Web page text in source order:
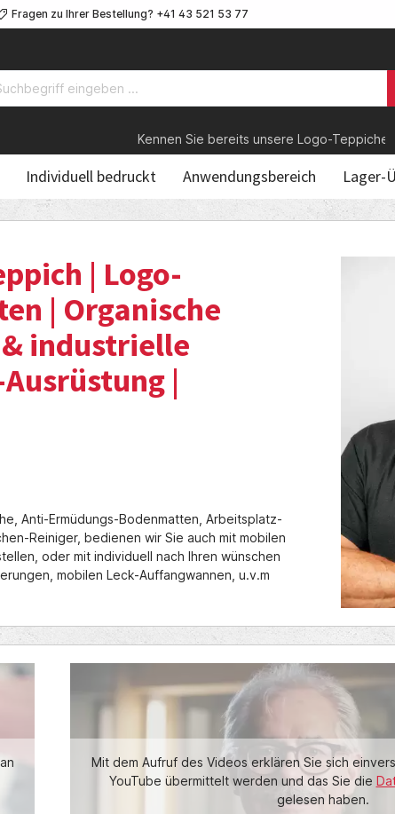
Fragen zu Ihrer Bestellung? +41 43 521 53 77
Kennen Sie bereits unsere Logo-Teppiche?
Individuell bedruckt Anwendungsbereich Lager-
| Logo-
| Organische
industrielle
|
Anti-Ermüdungs-Bodenmatten, Arbeitsplatz-
Reiniger, bedienen wir Sie auch mit mobilen
oder mit individuell nach Ihren wünschen
mobilen Leck-Auffangwannen, u.v.m
Mit dem Aufruf des Videos erklären Sie sich
YouTube übermittelt werden und das Sie die
gelesen haben.